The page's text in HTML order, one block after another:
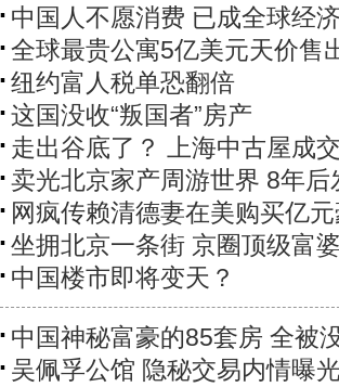
中国人不愿消费 已成全球经
全球最贵公寓5亿美元天价售
纽约富人税单恐翻倍
这国没收“叛国者”房产
走出谷底了？ 上海中古屋成
卖光北京家产周游世界 8年
网疯传赖清德妻在美购买亿
坐拥北京一条街 京圈顶级富
中国楼市即将变天？
中国神秘富豪的85套房 全被
吴佩孚公馆 隐秘交易内情曝光